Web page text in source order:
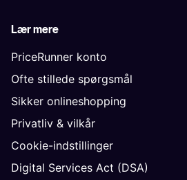
Lær mere
PriceRunner konto
Ofte stillede spørgsmål
Sikker onlineshopping
Privatliv & vilkår
Cookie-indstillinger
Digital Services Act (DSA)